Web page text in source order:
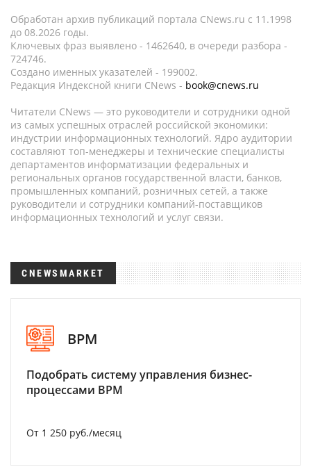
Обработан архив публикаций портала CNews.ru c 11.1998
до 08.2026 годы.
Ключевых фраз выявлено - 1462640, в очереди разбора -
724746.
Создано именных указателей - 199002.
Редакция Индексной книги CNews - book@cnews.ru
Читатели CNews — это руководители и сотрудники одной
из самых успешных отраслей российской экономики:
индустрии информационных технологий. Ядро аудитории
составляют топ-менеджеры и технические специалисты
департаментов информатизации федеральных и
региональных органов государственной власти, банков,
промышленных компаний, розничных сетей, а также
руководители и сотрудники компаний-поставщиков
информационных технологий и услуг связи.
CNEWSMARKET
BPM
Подобрать систему управления бизнес-
процессами BPM
От 1 250 руб./месяц